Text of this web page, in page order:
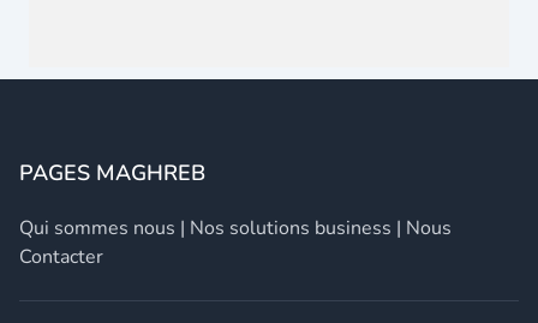
PAGES MAGHREB
Qui sommes nous | Nos solutions business | Nous
Contacter